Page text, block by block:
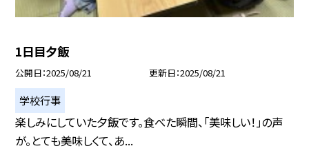
1日目夕飯
公開日 2025/08/21 更新日 2025/08/21
学校行事
楽しみにしていた夕飯です。食べた瞬間、「美味しい！」の声
が。とても美味しくて、あ...